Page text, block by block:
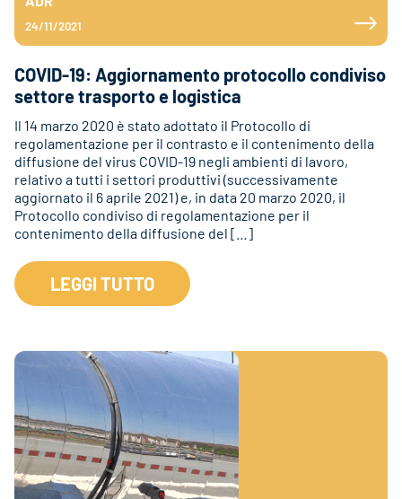
24/11/2021
COVID-19: Aggiornamento protocollo condiviso
settore trasporto e logistica
Il 14 marzo 2020 è stato adottato il Protocollo di
regolamentazione per il contrasto e il contenimento della
diffusione del virus COVID-19 negli ambienti di lavoro,
relativo a tutti i settori produttivi (successivamente
aggiornato il 6 aprile 2021) e, in data 20 marzo 2020, il
Protocollo condiviso di regolamentazione per il
contenimento della diffusione del […]
LEGGI TUTTO